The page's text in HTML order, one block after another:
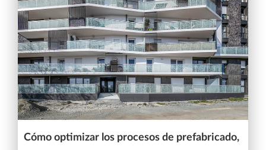
Cómo optimizar los procesos de prefabricado,